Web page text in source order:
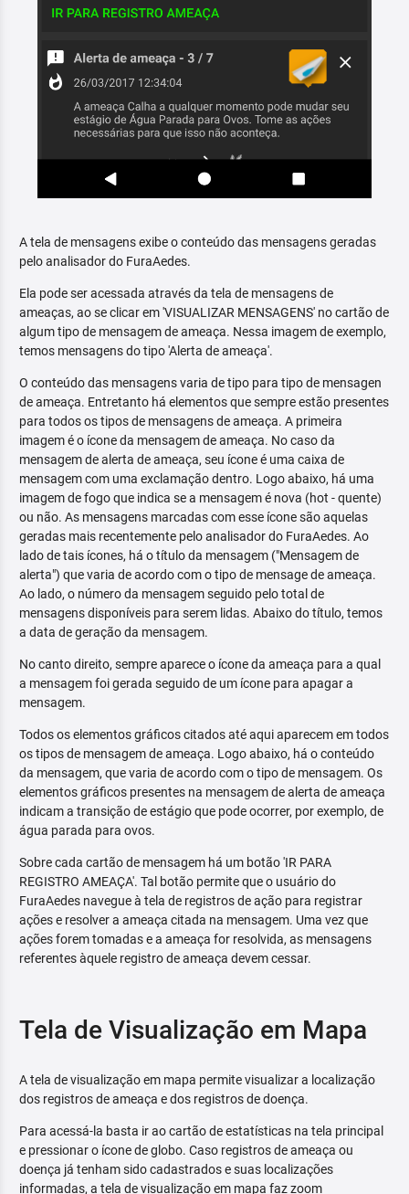
A tela de mensagens exibe o conteúdo das mensagens geradas
pelo analisador do FuraAedes.
Ela pode ser acessada através da tela de mensagens de
ameaças, ao se clicar em 'VISUALIZAR MENSAGENS' no cartão de
algum tipo de mensagem de ameaça. Nessa imagem de exemplo,
temos mensagens do tipo 'Alerta de ameaça'.
O conteúdo das mensagens varia de tipo para tipo de mensagen
de ameaça. Entretanto há elementos que sempre estão presentes
para todos os tipos de mensagens de ameaça. A primeira
imagem é o ícone da mensagem de ameaça. No caso da
mensagem de alerta de ameaça, seu ícone é uma caixa de
mensagem com uma exclamação dentro. Logo abaixo, há uma
imagem de fogo que indica se a mensagem é nova (hot - quente)
ou não. As mensagens marcadas com esse ícone são aquelas
geradas mais recentemente pelo analisador do FuraAedes. Ao
lado de tais ícones, há o título da mensagem ("Mensagem de
alerta") que varia de acordo com o tipo de mensage de ameaça.
Ao lado, o número da mensagem seguido pelo total de
mensagens disponíveis para serem lidas. Abaixo do título, temos
a data de geração da mensagem.
No canto direito, sempre aparece o ícone da ameaça para a qual
a mensagem foi gerada seguido de um ícone para apagar a
mensagem.
Todos os elementos gráficos citados até aqui aparecem em todos
os tipos de mensagem de ameaça. Logo abaixo, há o conteúdo
da mensagem, que varia de acordo com o tipo de mensagem. Os
elementos gráficos presentes na mensagem de alerta de ameaça
indicam a transição de estágio que pode ocorrer, por exemplo, de
água parada para ovos.
Sobre cada cartão de mensagem há um botão 'IR PARA
REGISTRO AMEAÇA'. Tal botão permite que o usuário do
FuraAedes navegue à tela de registros de ação para registrar
ações e resolver a ameaça citada na mensagem. Uma vez que
ações forem tomadas e a ameaça for resolvida, as mensagens
referentes àquele registro de ameaça devem cessar.
Tela de Visualização em Mapa
A tela de visualização em mapa permite visualizar a localização
dos registros de ameaça e dos registros de doença.
Para acessá-la basta ir ao cartão de estatísticas na tela principal
e pressionar o ícone de globo. Caso registros de ameaça ou
doença já tenham sido cadastrados e suas localizações
informadas, a tela de visualização em mapa faz zoom